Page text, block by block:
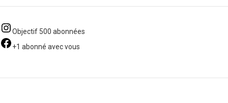
Objectif 500 abonnées
+1 abonné avec vous